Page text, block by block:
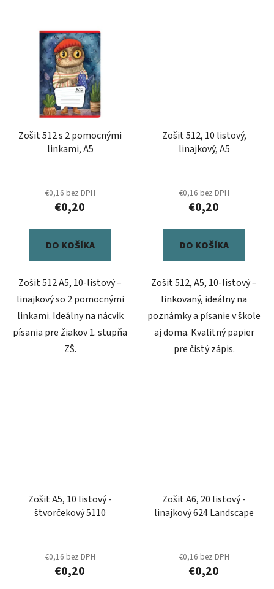
Zošit 512 s 2 pomocnými
linkami, A5
€0,16 bez DPH
€0,20
DO KOŠÍKA
Zošit 512 A5, 10-listový –
linajkový so 2 pomocnými
linkami. Ideálny na nácvik
písania pre žiakov 1. stupňa
ZŠ.
Zošit 512, 10 listový,
linajkový, A5
€0,16 bez DPH
€0,20
DO KOŠÍKA
Zošit 512, A5, 10-listový –
linkovaný, ideálny na
poznámky a písanie v škole
aj doma. Kvalitný papier
pre čistý zápis.
Zošit A5, 10 listový -
štvorčekový 5110
€0,16 bez DPH
€0,20
Zošit A6, 20 listový -
linajkový 624 Landscape
€0,16 bez DPH
€0,20